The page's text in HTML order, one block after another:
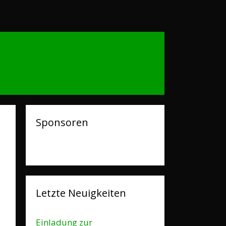
Sponsoren
Letzte Neuigkeiten
Einladung zur